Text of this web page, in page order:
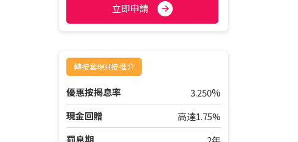
立即申請
轉按套現H按推介
優惠按揭息率 3.250%
現金回贈
高達1.75%
罰息期